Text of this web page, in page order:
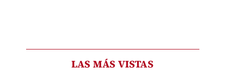
LAS MÁS VISTAS